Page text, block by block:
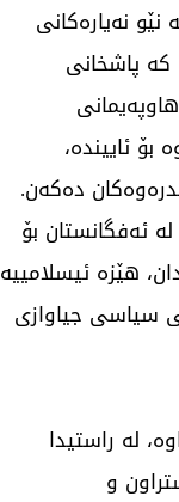
نێو نەیارەکانی
کە پاشخانی
بۆ ئاییندە،
دەکەن.
ئەفگانستان بۆ
هێزە ئیسلامییە
سیاسی جیاوازی
لە راستیدا
و